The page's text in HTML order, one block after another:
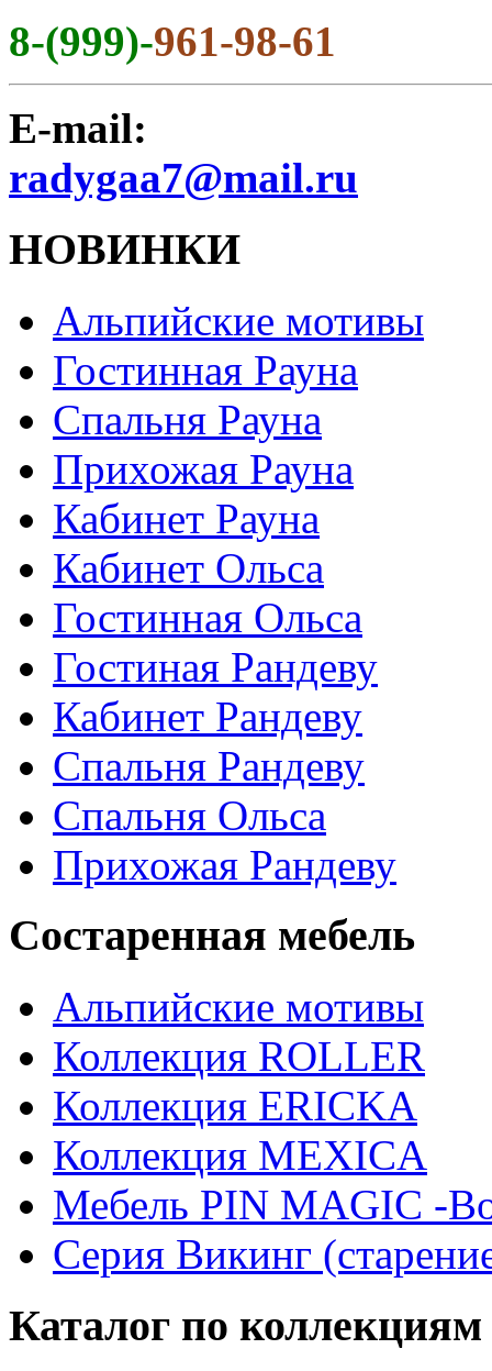
8-(999)-961-98-61
E-mail:
radygaa7@mail.ru
НОВИНКИ
Альпийские мотивы
Гостинная Рауна
Спальня Рауна
Прихожая Рауна
Кабинет Рауна
Кабинет Ольса
Гостинная Ольса
Гостиная Рандеву
Кабинет Рандеву
Спальня Рандеву
Спальня Ольса
Прихожая Рандеву
Состаренная мебель
Альпийские мотивы
Коллекция ROLLER
Коллекция ERICKA
Коллекция MEXICA
Мебель PIN MAGIС -
Серия Викинг
Каталог по коллекциям